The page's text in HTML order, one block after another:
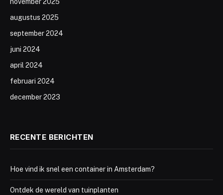
augustus 2025
september 2024
juni 2024
april 2024
februari 2024
december 2023
RECENTE BERICHTEN
Hoe vind ik snel een container in Amsterdam?
Ontdek de wereld van tuinplanten